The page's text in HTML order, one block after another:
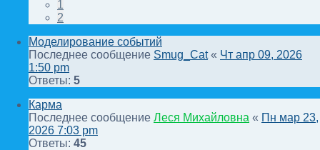
1
2
Моделирование событий
Последнее сообщение Smug_Cat« Чт апр 09, 2026
1:50 pm
Ответы: 5
Карма
Последнее сообщение Леся Михайловна « Пн мар 23,
2026 7:03 pm
Ответы: 45